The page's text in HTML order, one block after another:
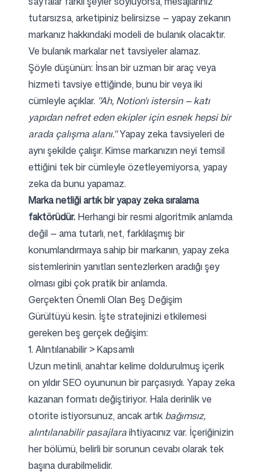
tutarsızsa, arketipiniz belirsizse — yapay zekanın
markanız hakkındaki modeli de bulanık olacaktır.
Ve bulanık markalar net tavsiyeler alamaz.
Şöyle düşünün: İnsan bir uzman bir araç veya
hizmeti tavsiye ettiğinde, bunu bir veya iki
cümleyle açıklar. "Ah, Notion'ı istersin — katı
yapıdan nefret eden ekipler için esnek hepsi bir
arada çalışma alanı."Yapay zeka tavsiyeleri de
aynı şekilde çalışır. Kimse markanızın neyi temsil
ettiğini tek bir cümleyle özetleyemiyorsa, yapay
zeka da bunu yapamaz.
Marka netliği artık bir yapay zeka sıralama
faktörüdür. Herhangi bir resmi algoritmik anlamda
değil — ama tutarlı, net, farklılaşmış bir
konumlandırmaya sahip bir markanın, yapay zeka
sistemlerinin yanıtları sentezlerken aradığı şey
olması gibi çok pratik bir anlamda.
Gerçekten Önemli Olan Beş Değişim
Gürültüyü kesin. İşte stratejinizi etkilemesi
gereken beş gerçek değişim:
1. Alıntılanabilir > Kapsamlı
Uzun metinli, anahtar kelime doldurulmuş içerik
on yıldır SEO oyununun bir parçasıydı. Yapay zeka
kazanan formatı değiştiriyor. Hala derinlik ve
otorite istiyorsunuz, ancak artık bağımsız,
alıntılanabilir pasajlaraihtiyacınız var. İçeriğinizin
her bölümü, belirli bir sorunun cevabı olarak tek
başına durabilmelidir.